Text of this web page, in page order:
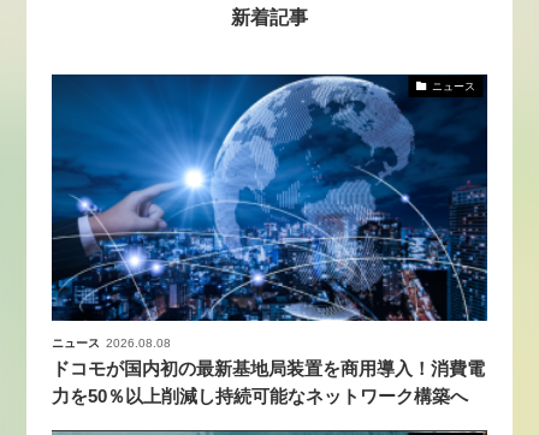
新着記事
ニュース
ニュース 2026.08.08
ドコモが国内初の最新基地局装置を商用導入！消費電
力を50％以上削減し持続可能なネットワーク構築へ